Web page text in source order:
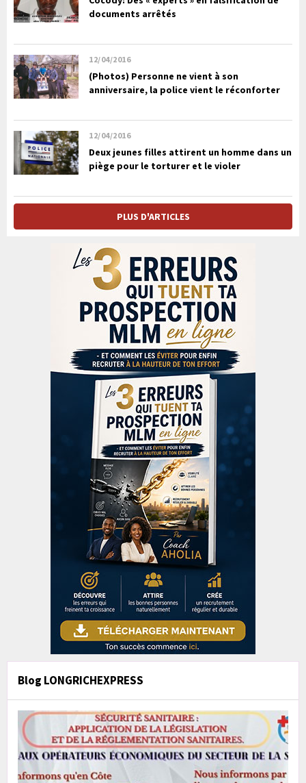
documents arrêtés
12/04/2016
(Photos) Personne ne vient à son
anniversaire, la police vient le réconforter
12/04/2016
Deux jeunes filles attirent un homme dans un
piège pour le torturer et le violer
PLUS D'ARTICLES
Blog LONGRICHEXPRESS